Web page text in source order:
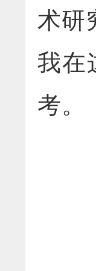
术研
我在
考。